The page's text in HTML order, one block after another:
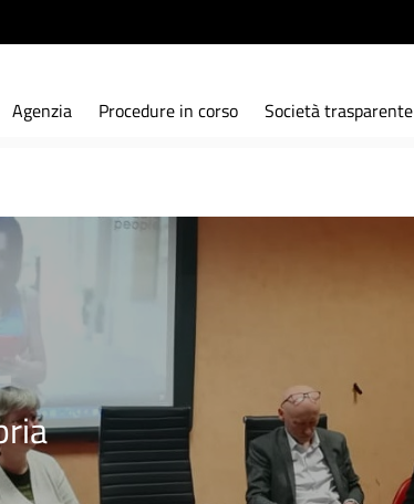
Agenzia Procedure in corso Società trasparente